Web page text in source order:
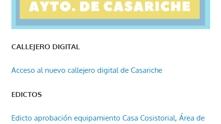
CALLEJERO DIGITAL
Acceso al nuevo callejero digital de Casariche
EDICTOS
Edicto aprobación equipamiento Casa Cosistorial, Área de